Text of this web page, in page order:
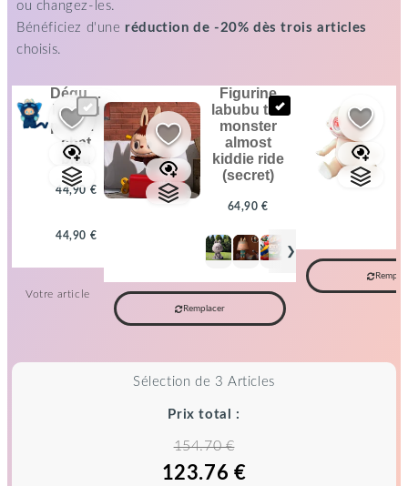
ou changez-les.
Bénéficiez d'une réduction de -20% dès trois articles
choisis.
déguisement
labubu
peluche
chat
bleu
44,90 €
44,90 €
Votre article
figurine
labubu the
monster
almost
kiddie ride
(secret)
64,90 €
❯
Remplacer
Sélection de 3 Articles
Prix total :
154.70 €
123.76 €